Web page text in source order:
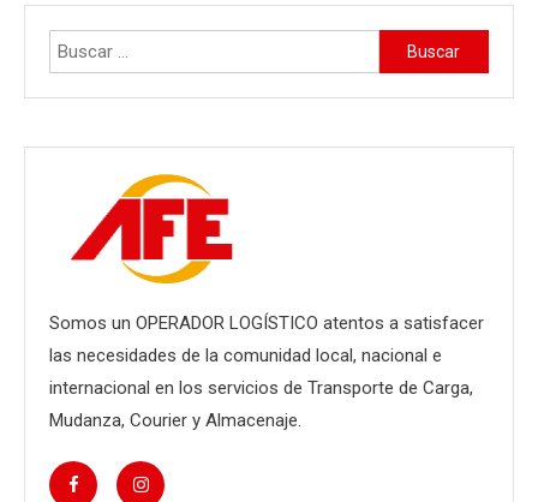
Buscar:
Somos un OPERADOR LOGÍSTICO atentos a satisfacer
las necesidades de la comunidad local, nacional e
internacional en los servicios de Transporte de Carga,
Mudanza, Courier y Almacenaje.